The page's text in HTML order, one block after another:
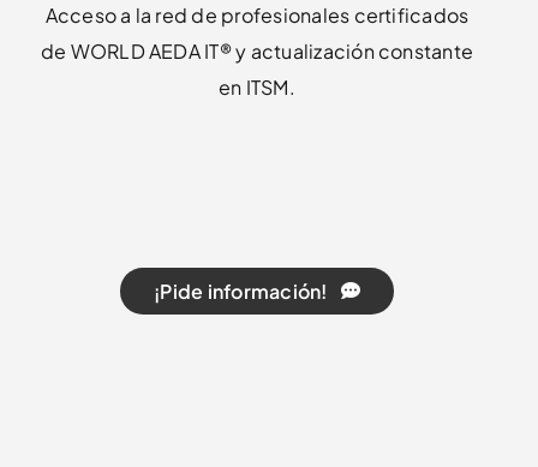
Acceso a la red de profesionales certificados
de WORLD AEDA IT® y actualización constante
en ITSM.
¡Pide información!